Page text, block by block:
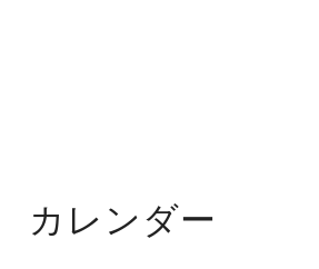
カレンダー